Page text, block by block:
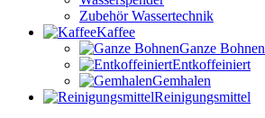
Zubehör Wassertechnik
Kaffee
Ganze Bohnen
Entkoffeiniert
Gemhalen
Reinigungsmittel